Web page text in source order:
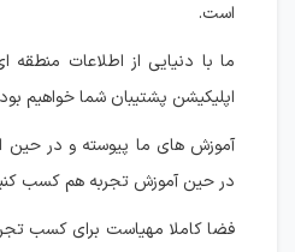
است.
ما با دنیایی از اطلاعات منطقه
اپلیکیشن پشتیبان شما خواهیم
آموزش های ما پیوسته و در حین
در حین آموزش تجربه هم کسب
فضا کاملا مهیاست برای کسب